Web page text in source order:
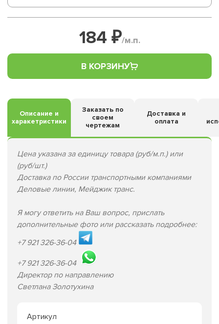
184 ₽/м.п.
В КОРЗИНУ
Описание и
харакетристики
Заказать по
своем
чертежам
Доставка и
оплата
Цена указана за единицу товара (руб/м.п.) или
(руб/шт.)
Доставка по России транспортными компаниями
Деловые линии, Мейджик транс.
Я могу ответить на Ваш вопрос, прислать
дополнительные фото или рассказать подробнее:
+7 921 326-36-04
+7 921 326-36-04
Директор по направлению
Светлана Золотухина
Артикул